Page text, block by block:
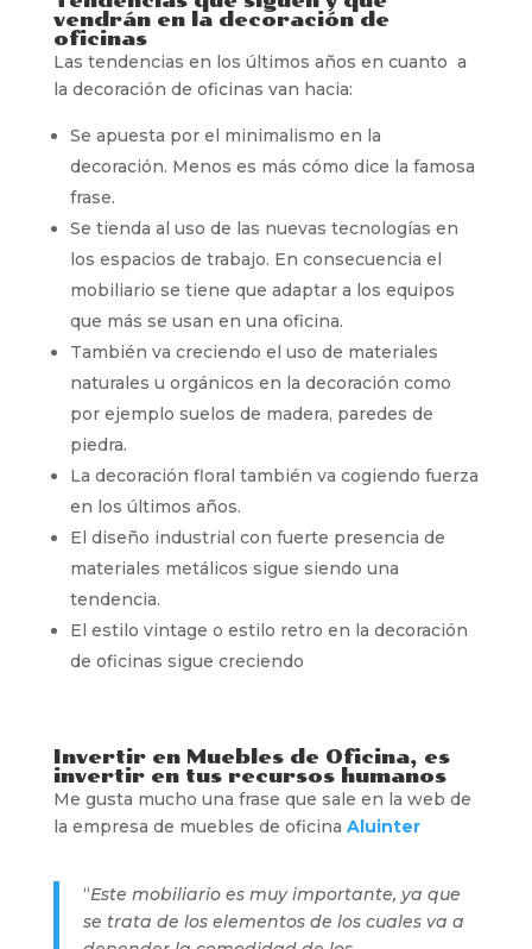
vendrán en la decoración de
oficinas
Las tendencias en los últimos años en cuanto a
la decoración de oficinas van hacia:
Se apuesta por el minimalismo en la
decoración. Menos es más cómo dice la famosa
frase.
Se tienda al uso de las nuevas tecnologías en
los espacios de trabajo. En consecuencia el
mobiliario se tiene que adaptar a los equipos
que más se usan en una oficina.
También va creciendo el uso de materiales
naturales u orgánicos en la decoración como
por ejemplo suelos de madera, paredes de
piedra.
La decoración floral también va cogiendo fuerza
en los últimos años.
El diseño industrial con fuerte presencia de
materiales metálicos sigue siendo una
tendencia.
El estilo vintage o estilo retro en la decoración
de oficinas sigue creciendo
Invertir en Muebles de Oficina, es
invertir en tus recursos humanos
Me gusta mucho una frase que sale en la web de
la empresa de muebles de oficina Aluinter
“Este mobiliario es muy importante, ya que
se trata de los elementos de los cuales va a